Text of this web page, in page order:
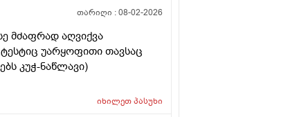
თარიღი :08-02-2026
მძაფრად აღვიქვა
უარყოფითი თავსაც
კუჭ-ნაწლავი)
იხილეთპასუხი